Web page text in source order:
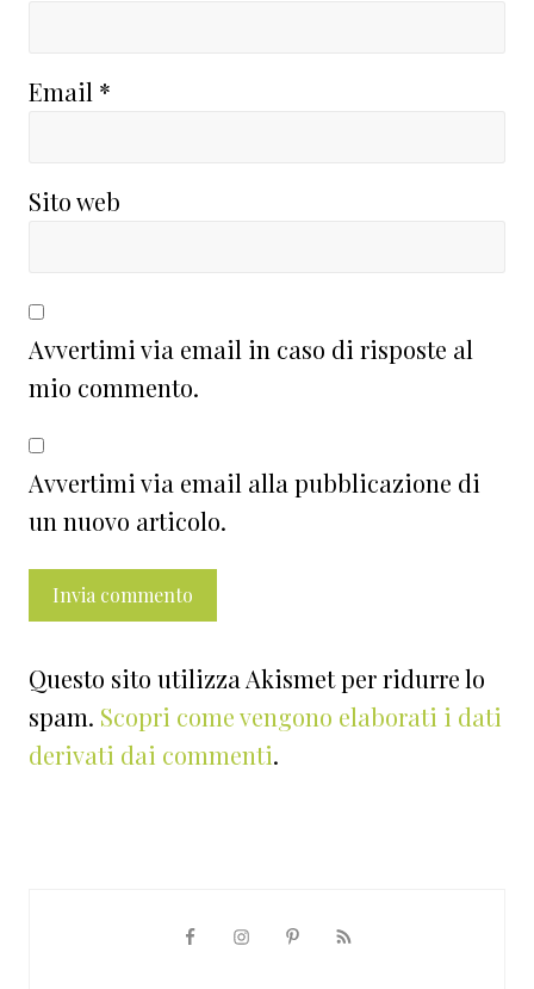
Email *
Sito web
Avvertimi via email in caso di risposte al
mio commento.
Avvertimi via email alla pubblicazione di
un nuovo articolo.
Questo sito utilizza Akismet per ridurre lo
spam. Scopri come vengono elaborati i dati
derivati dai commenti.